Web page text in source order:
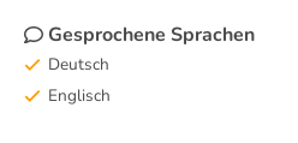
Gesprochene Sprachen
Deutsch
Englisch